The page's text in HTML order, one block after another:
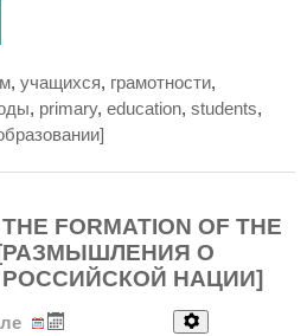
, учащихся, грамотности,
, primary, education, students,
FORMATION OF THE
[РАЗМЫШЛЕНИЯ О
НАЦИИ]